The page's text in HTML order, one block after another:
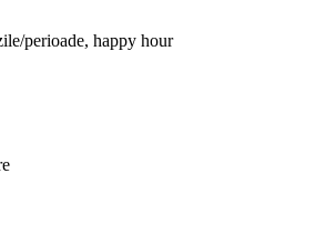
perioade, happy hour